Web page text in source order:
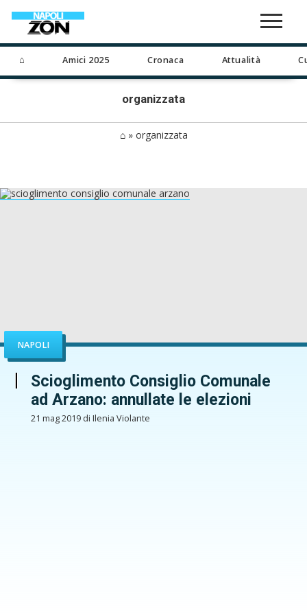
⌂ Amici 2025 Cronaca Attualità
organizzata
⌂» organizzata
NAPOLI
Scioglimento Consiglio Comunale
ad Arzano: annullate le elezioni
21 mag 2019 di Ilenia Violante